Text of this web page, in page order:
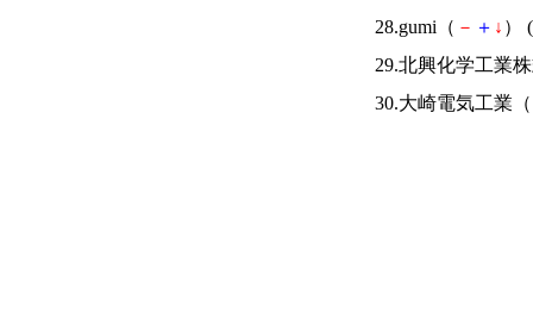
28.gumi（ － ＋ ↓ ） (
29.北興化学工業
30.大崎電気工業（